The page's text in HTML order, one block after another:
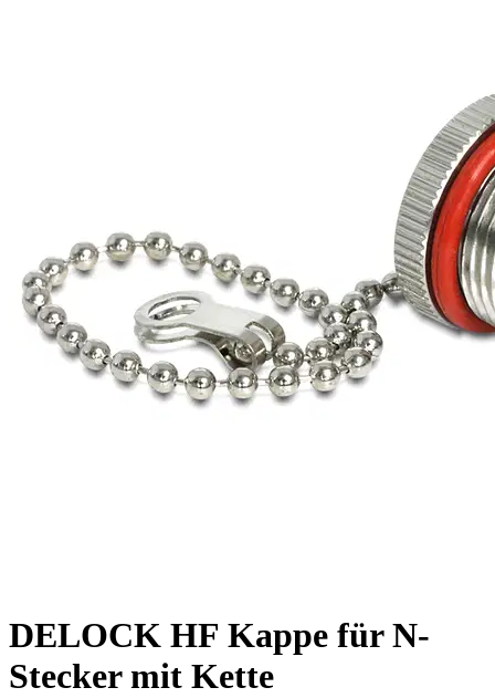
DELOCK HF Kappe für N-
Stecker mit Kette